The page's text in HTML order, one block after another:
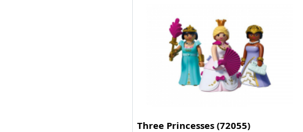
Three Princesses (72055)